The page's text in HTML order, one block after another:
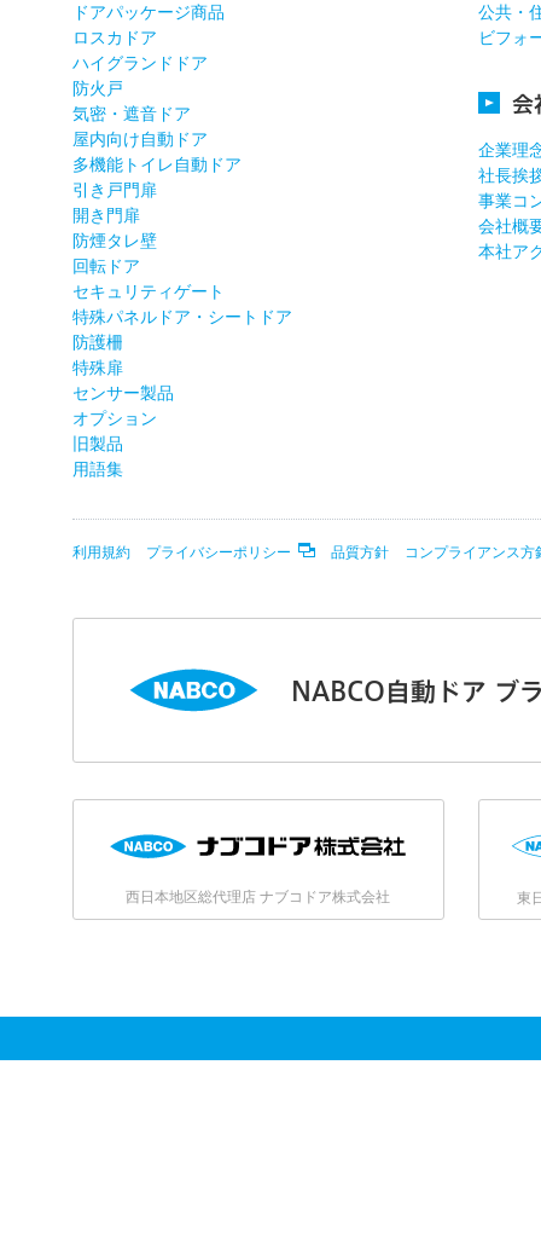
ドアパッケージ商品
ロスカドア
ハイグランドドア
防火戸
気密・遮音ドア
屋内向け自動ドア
多機能トイレ自動ドア
引き戸門扉
開き門扉
防煙タレ壁
回転ドア
セキュリティゲート
特殊パネルドア・シートドア
防護柵
特殊扉
センサー製品
オプション
旧製品
用語集
公共・
ビフォ
会
企業理
社長挨
事業コ
会社概
本社ア
利用規約 プライバシーポリシー 品質方針 コンプライアンス方
NABCO自動ドア ブ
西日本地区総代理店 ナブコドア株式会社 東